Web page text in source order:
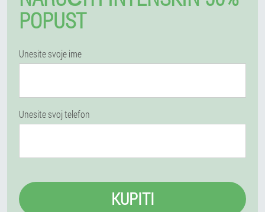
POPUST
Unesite svoje ime
Unesite svoj telefon
KUPITI